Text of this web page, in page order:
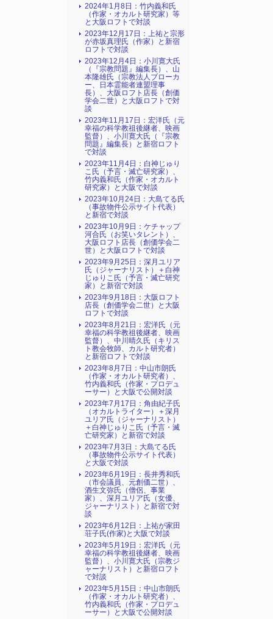
2024年1月8日：竹内義和氏
（作家・オカルト研究家）等
と大阪ロフトで対談
2023年12月17日：上祐と宗形
が赤坂真理氏（作家）と新宿
ロフトで対談
2023年12月4日：小川寛大氏
（『宗教問題』編集長）、山
本隆雄氏（宗教法人ブローカ
ー、日本霊能者連盟理事
長）、大阪ロフト店長（創価
学会二世）と大阪ロフトで対
談
2023年11月17日：宏洋氏（元
幸福の科学教祖後継者、映画
監督）、小川寛大氏（『宗教
問題』編集長）と新宿ロフト
で対談
2023年11月4日：白神じゅり
こ氏（予言・滅亡研究家）、
竹内義和氏（作家・オカルト
研究家）と大阪で対談
2023年10月24日：大島てる氏
（事故物件公示サイト代表）
と新宿で対談
2023年10月9日：ケチャップ
河合氏（お笑いタレント）、
大阪ロフト店長（創価学会二
世）と大阪ロフトで対談
2023年9月25日：深月ユリア
氏（ジャーナリスト）＋白神
じゅりこ氏（予言・滅亡研究
家）と新宿で対談
2023年9月18日：大阪ロフト
店長（創価学会二世）と大阪
ロフトで対談
2023年8月21日：宏洋氏（元
幸福の科学教祖後継者、映画
監督）、中川晴久氏（キリス
ト教会牧師、カルト研究者）
と新宿ロフトで対談
2023年8月7日：中山市朗氏
（作家・オカルト研究者）、
竹内義和氏（作家・プロデュ
ーサー）と大阪で公開対談
2023年7月17日：角由紀子氏
（オカルトライター）＋深月
ユリア氏（ジャーナリスト）
＋白神じゅりこ氏（予言・滅
亡研究家）と新宿で対談
2023年7月3日：大島てる氏
（事故物件公示サイト代表）
と大阪で対談
2023年6月19日：長井秀和氏
（市会議員、元創価二世）、
酒生文弥氏（僧侶、事業
家）、深月ユリア氏（女優、
ジャーナリスト）と新宿で対
談
2023年6月12日：上祐が家田
荘子氏(作家)と大阪で対談
2023年5月19日：宏洋氏（元
幸福の科学教祖後継者、映画
監督）、小川寛大氏（宗教ジ
ャーナリスト）と新宿ロフト
で対談
2023年5月15日：中山市朗氏
（作家・オカルト研究者）、
竹内義和氏（作家・プロデュ
ーサー）と大阪で公開対談